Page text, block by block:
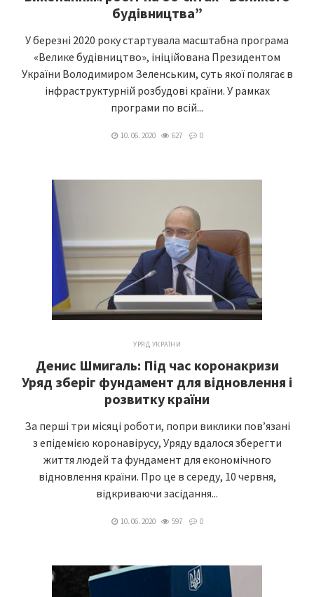
будівництва”
У березні 2020 року стартувала масштабна програма
«Велике будівництво», ініційована Президентом
України Володимиром Зеленським, суть якої полягає в
інфраструктурній розбудові країни. У рамках
програми по всій...
10. 06. 2020 627 0
УРЯД УКРАЇНИ
Денис Шмигаль: Під час коронакризи
Уряд зберіг фундамент для відновлення і
розвитку країни
За перші три місяці роботи, попри виклики пов’язані
з епідемією коронавірусу, Уряду вдалося зберегти
життя людей та фундамент для економічного
відновлення країни. Про це в середу, 10 червня,
відкриваючи засідання...
10. 06. 2020 597 0